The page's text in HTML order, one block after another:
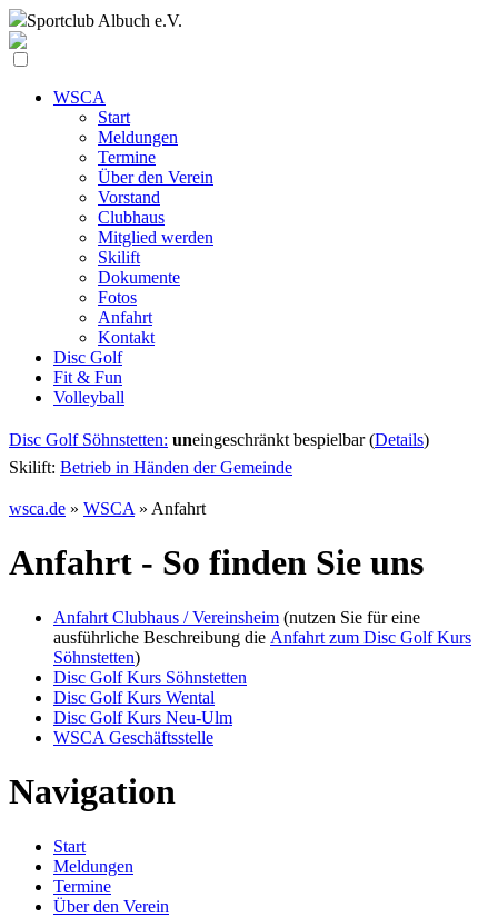
Sportclub Albuch e.V.
WSCA
Start
Meldungen
Termine
Über den Verein
Vorstand
Clubhaus
Mitglied werden
Skilift
Dokumente
Fotos
Anfahrt
Kontakt
Disc Golf
Fit & Fun
Volleyball
Disc Golf Söhnstetten: uneingeschränkt bespielbar (Details)
Skilift: Betrieb in Händen der Gemeinde
wsca.de » WSCA » Anfahrt
Anfahrt - So finden Sie uns
Anfahrt Clubhaus / Vereinsheim (nutzen Sie für eine
ausführliche Beschreibung die Anfahrt zum Disc Golf Kurs
Söhnstetten)
Disc Golf Kurs Söhnstetten
Disc Golf Kurs Wental
Disc Golf Kurs Neu-Ulm
WSCA Geschäftsstelle
Navigation
Start
Meldungen
Termine
Über den Verein